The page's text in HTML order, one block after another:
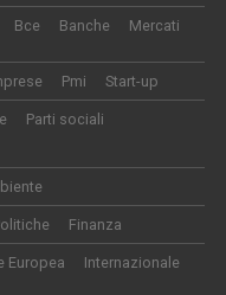
Bce Banche Mercati
Pmi Start-up
Parti sociali
Finanza
Europea Internazionale